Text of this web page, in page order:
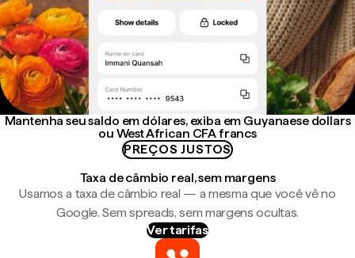
Mantenha seu saldo em dólares, exiba em Guyanaese dollars
ou West African CFA francs
PREÇOS JUSTOS
Taxa de câmbio real, sem margens
Usamos a taxa de câmbio real — a mesma que você vê no
Google. Sem spreads, sem margens ocultas.
Ver tarifas